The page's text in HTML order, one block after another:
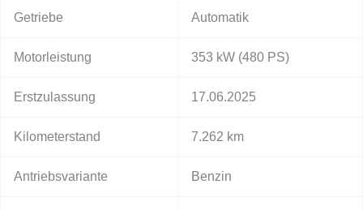
Getriebe Automatik
Motorleistung 353 kW (480 PS)
Erstzulassung 17.06.2025
Kilometerstand 7.262 km
Antriebsvariante Benzin